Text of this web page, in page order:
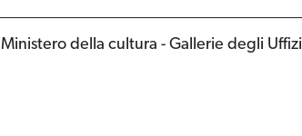
della cultura - Gallerie degli Uffizi |